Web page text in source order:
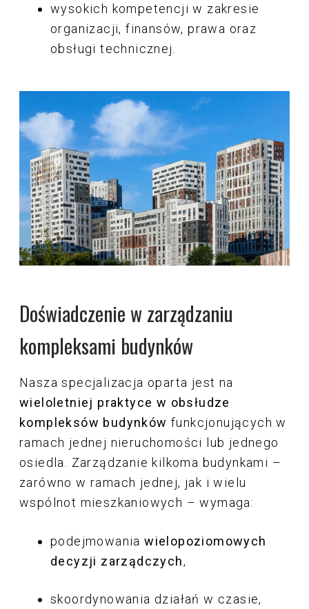
wysokich kompetencji w zakresie
organizacji, finansów, prawa oraz
obsługi technicznej.
Doświadczenie w zarządzaniu
kompleksami budynków
Nasza specjalizacja oparta jest na
wieloletniej praktyce w obsłudze
kompleksów budynków funkcjonujących w
ramach jednej nieruchomości lub jednego
osiedla. Zarządzanie kilkoma budynkami –
zarówno w ramach jednej, jak i wielu
wspólnot mieszkaniowych – wymaga:
podejmowaniawielopoziomowych
decyzji zarządczych,
skoordynowania działań w czasie,